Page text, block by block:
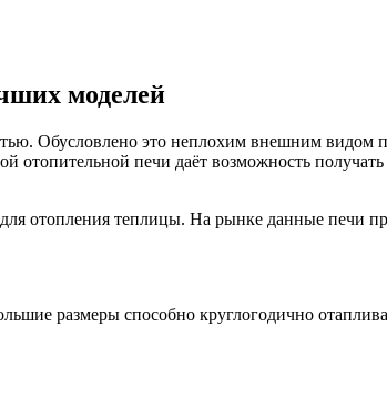
моделей
Обусловлено это неплохим внешним видом
отопительной печи даёт возможность
отопления теплицы. На рынке данные печи
размеры способно круглогодично